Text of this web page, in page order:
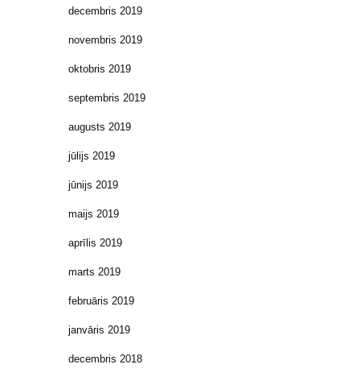
decembris 2019
novembris 2019
oktobris 2019
septembris 2019
augusts 2019
jūlijs 2019
jūnijs 2019
maijs 2019
aprīlis 2019
marts 2019
februāris 2019
janvāris 2019
decembris 2018